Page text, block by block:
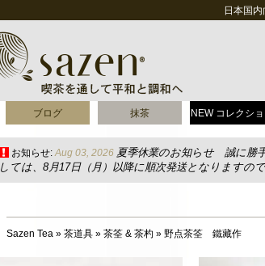
日本国
ブログ 抹茶 NEW コレクシ
お知らせ: Aug 03, 2026 夏季休業のお知らせ 誠に勝
しては、8月17日（月）以降に順次発送となりますの
Sazen Tea » 茶道具 » 茶筌 & 茶杓 » 野点茶筌 鐵藏作